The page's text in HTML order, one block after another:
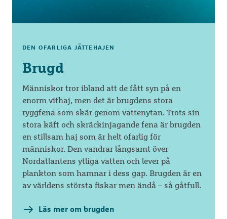
DEN OFARLIGA JÄTTEHAJEN
Brugd
Människor tror ibland att de fått syn på en
enorm vithaj, men det är brugdens stora
ryggfena som skär genom vattenytan. Trots sin
stora käft och skräckinjagande fena är brugden
en stillsam haj som är helt ofarlig för
människor. Den vandrar långsamt över
Nordatlantens ytliga vatten och lever på
plankton som hamnar i dess gap. Brugden är en
av världens största fiskar men ändå – så gåtfull.
Läs mer om brugden